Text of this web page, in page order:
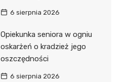
6 sierpnia 2026
Opiekunka seniora w ogniu
oskarżeń o kradzież jego
oszczędności
6 sierpnia 2026